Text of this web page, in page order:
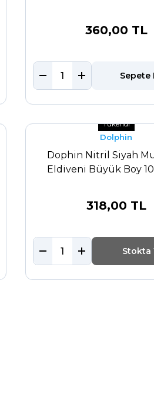
360,00 TL
Sepete
Tükendi
Dolphin
Dophin Nitril Siyah
Eldiveni Büyük Boy
318,00 TL
Stokta